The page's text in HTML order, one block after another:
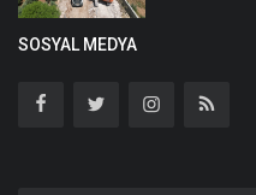
SOSYAL MEDYA